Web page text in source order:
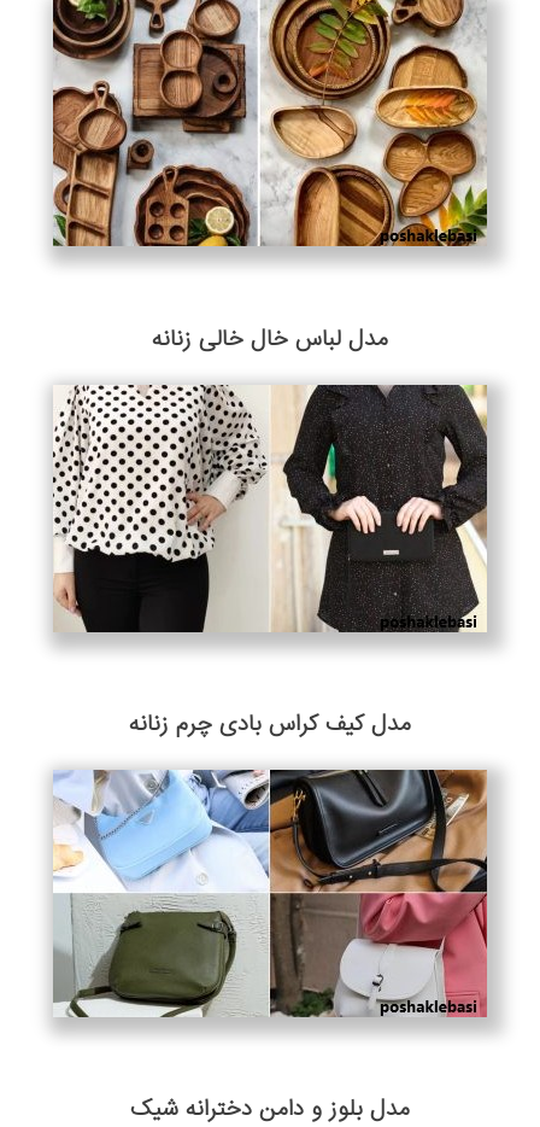
مدل لباس خال خالی زنانه
مدل کیف کراس بادی چرم زنانه
مدل بلوز و دامن دخترانه شیک